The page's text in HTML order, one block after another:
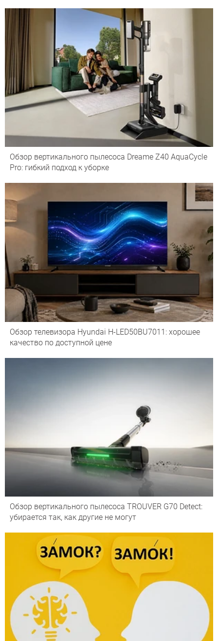
Обзор вертикального пылесоса Dreame Z40 AquaCycle
Pro: гибкий подход к уборке
Обзор телевизора Hyundai H-LED50BU7011: хорошее
качество по доступной цене
Обзор вертикального пылесоса TROUVER G70 Detect:
убирается так, как другие не могут